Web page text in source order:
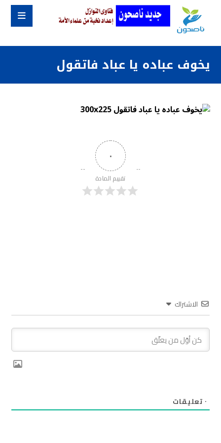
يخوف عباده يا عباد فاتقول
٠
تقييم المادة
الاشتراك
٠ تعليقات